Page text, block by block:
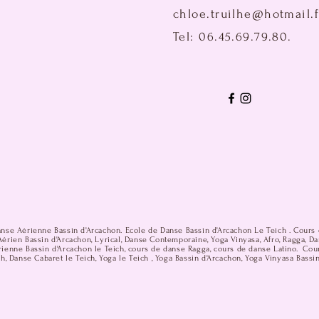
Tel: 06.45.69.79.80.
Aérienne Bassin d'Arcachon. Ecole de Danse Bassin d'Arcachon Le Teich . Cours
Bassin d'Arcachon, Lyrical, Danse Contemporaine, Yoga Vinyasa, Afro, Ragga,
Bassin d'Arcachon le Teich, cours de danse Ragga, cours de danse Latino.
Danse Cabaret le Teich, Yoga le Teich , Yoga Bassin d'Arcachon, Yoga Vinyasa